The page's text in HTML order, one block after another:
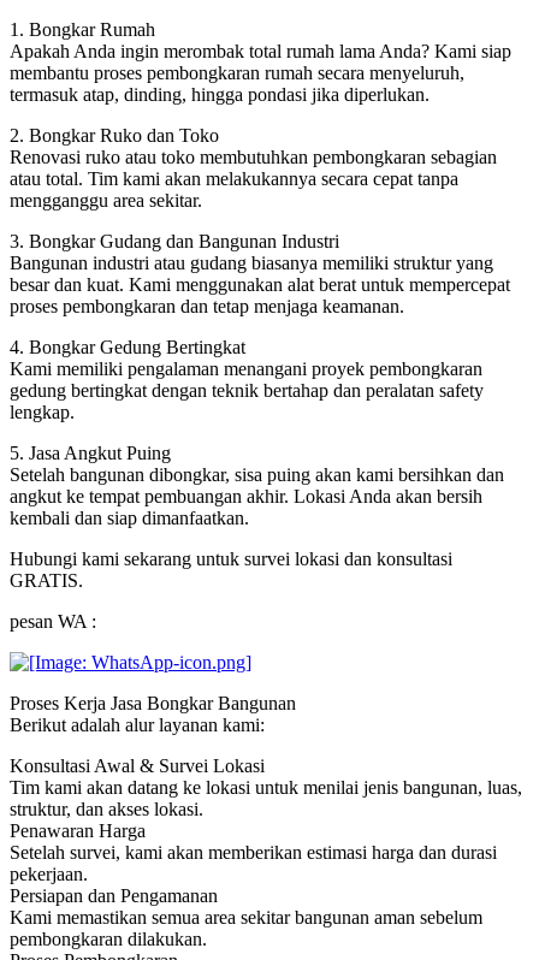
1. Bongkar Rumah
Apakah Anda ingin merombak total rumah lama Anda? Kami siap
membantu proses pembongkaran rumah secara menyeluruh,
termasuk atap, dinding, hingga pondasi jika diperlukan.
2. Bongkar Ruko dan Toko
Renovasi ruko atau toko membutuhkan pembongkaran sebagian
atau total. Tim kami akan melakukannya secara cepat tanpa
mengganggu area sekitar.
3. Bongkar Gudang dan Bangunan Industri
Bangunan industri atau gudang biasanya memiliki struktur yang
besar dan kuat. Kami menggunakan alat berat untuk mempercepat
proses pembongkaran dan tetap menjaga keamanan.
4. Bongkar Gedung Bertingkat
Kami memiliki pengalaman menangani proyek pembongkaran
gedung bertingkat dengan teknik bertahap dan peralatan safety
lengkap.
5. Jasa Angkut Puing
Setelah bangunan dibongkar, sisa puing akan kami bersihkan dan
angkut ke tempat pembuangan akhir. Lokasi Anda akan bersih
kembali dan siap dimanfaatkan.
Hubungi kami sekarang untuk survei lokasi dan konsultasi
GRATIS.
pesan WA :
Proses Kerja Jasa Bongkar Bangunan
Berikut adalah alur layanan kami:
Konsultasi Awal & Survei Lokasi
Tim kami akan datang ke lokasi untuk menilai jenis bangunan, luas,
struktur, dan akses lokasi.
Penawaran Harga
Setelah survei, kami akan memberikan estimasi harga dan durasi
pekerjaan.
Persiapan dan Pengamanan
Kami memastikan semua area sekitar bangunan aman sebelum
pembongkaran dilakukan.